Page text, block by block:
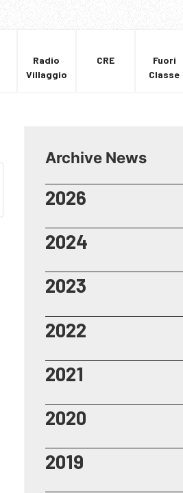
Radio
Villaggio
CRE
Fuori
Classe
Archive News
2026
2024
2023
2022
2021
2020
2019